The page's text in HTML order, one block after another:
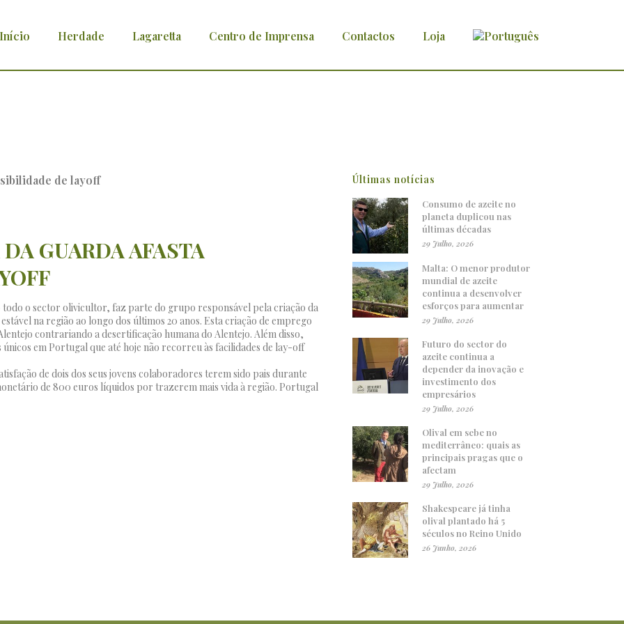
Início Herdade Lagaretta Centro de Imprensa Contactos Loja
GUARDA AFASTA
o sector olivicultor, faz parte do grupo responsável pela criação da
na região ao longo dos últimos 20 anos. Esta criação de emprego
contrariando a desertificação humana do Alentejo. Além disso,
em Portugal que até hoje não recorreu às facilidades de lay-off
de dois dos seus jovens colaboradores terem sido pais durante
de 800 euros líquidos por trazerem mais vida à região. Portugal
Últimas notícias
Consumo de azeite no
planeta duplicou nas
últimas décadas
29 Julho, 2026
Malta: O menor produtor
mundial de azeite
continua a desenvolver
esforços para aumentar
29 Julho, 2026
Futuro do sector do
azeite continua a
depender da inovação e
investimento dos
empresários
29 Julho, 2026
Olival em sebe no
mediterrâneo: quais as
principais pragas que o
afectam
29 Julho, 2026
Shakespeare já tinha
olival plantado há 5
séculos no Reino Unido
26 Junho, 2026